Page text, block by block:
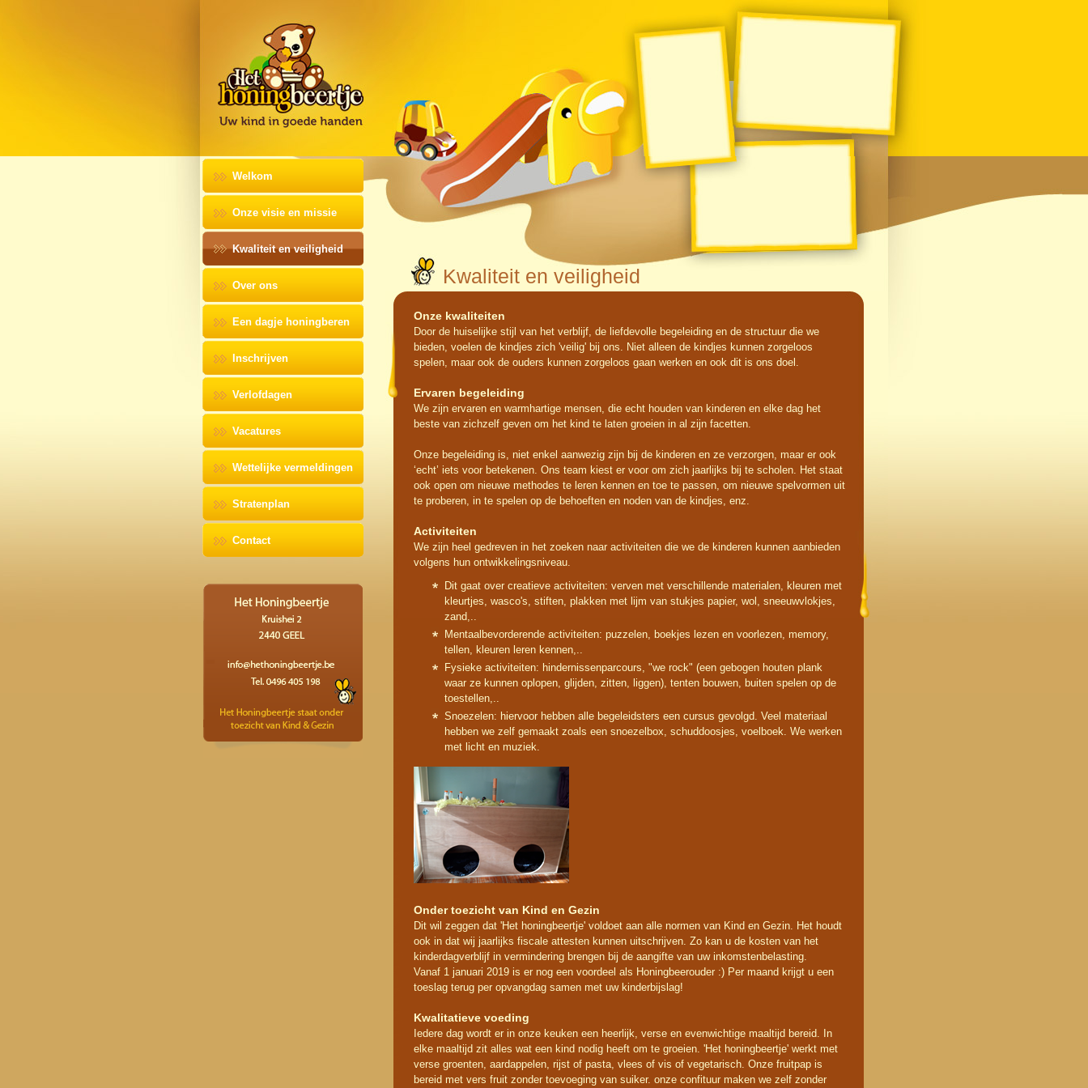
Welkom
Onze visie en missie
Kwaliteit en veiligheid
Over ons
Een dagje honingberen
Inschrijven
Verlofdagen
Vacatures
Wettelijke vermeldingen
Stratenplan
Contact
Kwaliteit en veiligheid
Onze kwaliteiten
Door de huiselijke stijl van het verblijf, de liefdevolle begeleiding en de structuur die we
bieden, voelen de kindjes zich 'veilig' bij ons. Niet alleen de kindjes kunnen zorgeloos
spelen, maar ook de ouders kunnen zorgeloos gaan werken en ook dit is ons doel.
Ervaren begeleiding
We zijn ervaren en warmhartige mensen, die echt houden van kinderen en elke dag het
beste van zichzelf geven om het kind te laten groeien in al zijn facetten.
Onze begeleiding is, niet enkel aanwezig zijn bij de kinderen en ze verzorgen, maar er ook
‘echt’ iets voor betekenen. Ons team kiest er voor om zich jaarlijks bij te scholen. Het staat
ook open om nieuwe methodes te leren kennen en toe te passen, om nieuwe spelvormen uit
te proberen, in te spelen op de behoeften en noden van de kindjes, enz.
Activiteiten
We zijn heel gedreven in het zoeken naar activiteiten die we de kinderen kunnen aanbieden
volgens hun ontwikkelingsniveau.
Dit gaat over creatieve activiteiten: verven met verschillende materialen, kleuren met
kleurtjes, wasco's, stiften, plakken met lijm van stukjes papier, wol, sneeuwvlokjes,
zand,..
Mentaalbevorderende activiteiten: puzzelen, boekjes lezen en voorlezen, memory,
tellen, kleuren leren kennen,..
Fysieke activiteiten: hindernissenparcours, "we rock" (een gebogen houten plank
waar ze kunnen oplopen, glijden, zitten, liggen), tenten bouwen, buiten spelen op de
toestellen,..
Snoezelen: hiervoor hebben alle begeleidsters een cursus gevolgd. Veel materiaal
hebben we zelf gemaakt zoals een snoezelbox, schuddoosjes, voelboek. We werken
met licht en muziek.
Onder toezicht van Kind en Gezin
Dit wil zeggen dat 'Het honingbeertje' voldoet aan alle normen van Kind en Gezin. Het houdt
ook in dat wij jaarlijks fiscale attesten kunnen uitschrijven. Zo kan u de kosten van het
kinderdagverblijf in vermindering brengen bij de aangifte van uw inkomstenbelasting.
Vanaf 1 januari 2019 is er nog een voordeel als Honingbeerouder :) Per maand krijgt u een
toeslag terug per opvangdag samen met uw kinderbijslag!
Kwalitatieve voeding
Iedere dag wordt er in onze keuken een heerlijk, verse en evenwichtige maaltijd bereid. In
elke maaltijd zit alles wat een kind nodig heeft om te groeien. 'Het honingbeertje' werkt met
verse groenten, aardappelen, rijst of pasta, vlees of vis of vegetarisch. Onze fruitpap is
bereid met vers fruit zonder toevoeging van suiker. onze confituur maken we zelf zonder